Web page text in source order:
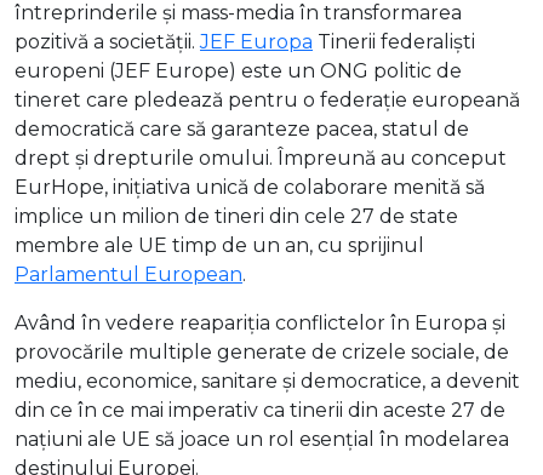
întreprinderile și mass-media în transformarea
pozitivă a societății.JEF Europa Tinerii federaliști
europeni (JEF Europe) este un ONG politic de
tineret care pledează pentru o federație europeană
democratică care să garanteze pacea, statul de
drept și drepturile omului. Împreună au conceput
EurHope, inițiativa unică de colaborare menită să
implice un milion de tineri din cele 27 de state
membre ale UE timp de un an, cu sprijinul
Parlamentul European.
Având în vedere reapariția conflictelor în Europa și
provocările multiple generate de crizele sociale, de
mediu, economice, sanitare și democratice, a devenit
din ce în ce mai imperativ ca tinerii din aceste 27 de
națiuni ale UE să joace un rol esențial în modelarea
destinului Europei.